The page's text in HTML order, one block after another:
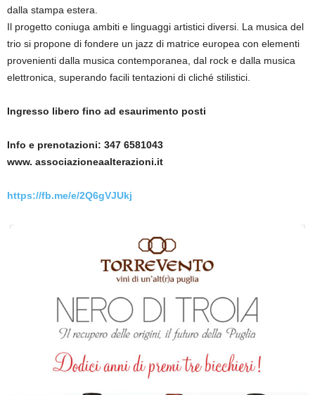
dalla stampa estera.
Il progetto coniuga ambiti e linguaggi artistici diversi. La musica del
trio si propone di fondere un jazz di matrice europea con elementi
provenienti dalla musica contemporanea, dal rock e dalla musica
elettronica, superando facili tentazioni di cliché stilistici.
Ingresso libero fino ad esaurimento posti
Info e prenotazioni: 347 6581043
www. associazioneaalterazioni.it
https://fb.me/e/2Q6gVJUkj